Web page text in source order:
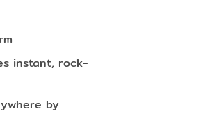
instant, rock-
by